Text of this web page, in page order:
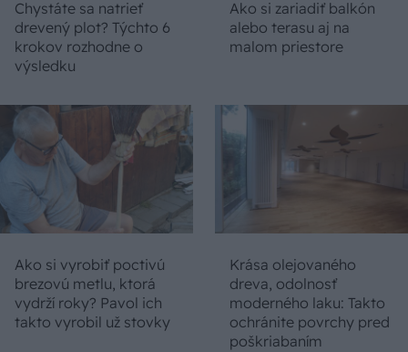
Chystáte sa natrieť
drevený plot? Týchto 6
krokov rozhodne o
výsledku
Ako si zariadiť balkón
alebo terasu aj na
malom priestore
Ako si vyrobiť poctivú
brezovú metlu, ktorá
vydrží roky? Pavol ich
takto vyrobil už stovky
Krása olejovaného
dreva, odolnosť
moderného laku: Takto
ochránite povrchy pred
poškriabaním